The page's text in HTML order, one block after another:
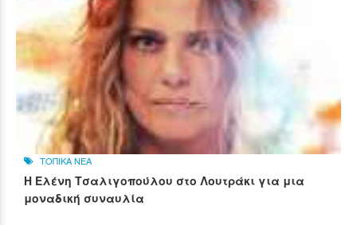
ΤΟΠΙΚΑ ΝΕΑ
Η Ελένη Τσαλιγοπούλου στο Λουτράκι για μια
μοναδική συναυλία